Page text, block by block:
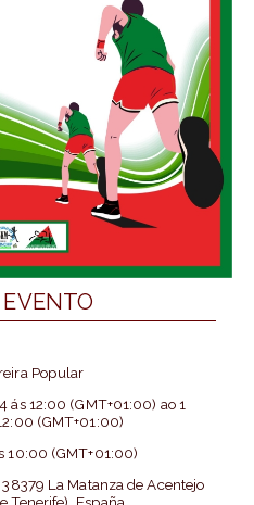
Popular
ás12:00 (GMT+01:00) ao1
(GMT+01:00)
10:00 (GMT+01:00)
38379 La Matanza de Acentejo